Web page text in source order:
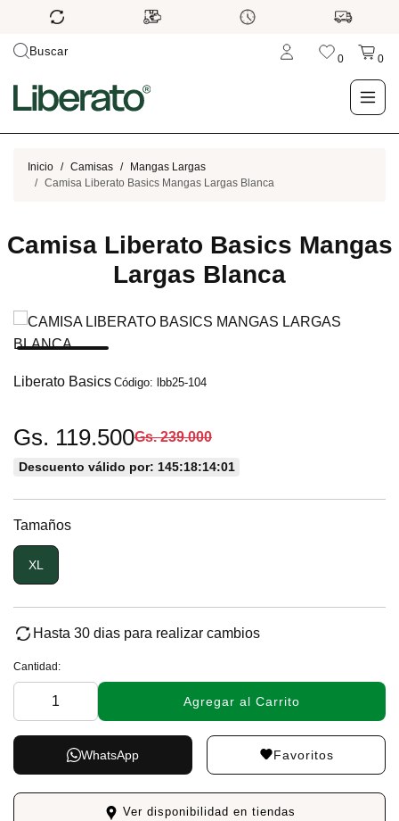
Buscar
0 0
LO NUEVO
BLOG
Inicio Camisas
Mangas Largas
Camisa Liberato Basics Mangas Largas Blanca
Camisa Liberato Basics Mangas
Largas Blanca
Liberato Basics Código: lbb25-104
Gs. 119.500Gs. 239.000
Descuento válido por: 145:18:14:01
Tamaños
XL
Hasta 30 dias para realizar cambios
Cantidad:
Agregar al Carrito
Favoritos
WhatsApp
Ver disponibilidad en tiendas